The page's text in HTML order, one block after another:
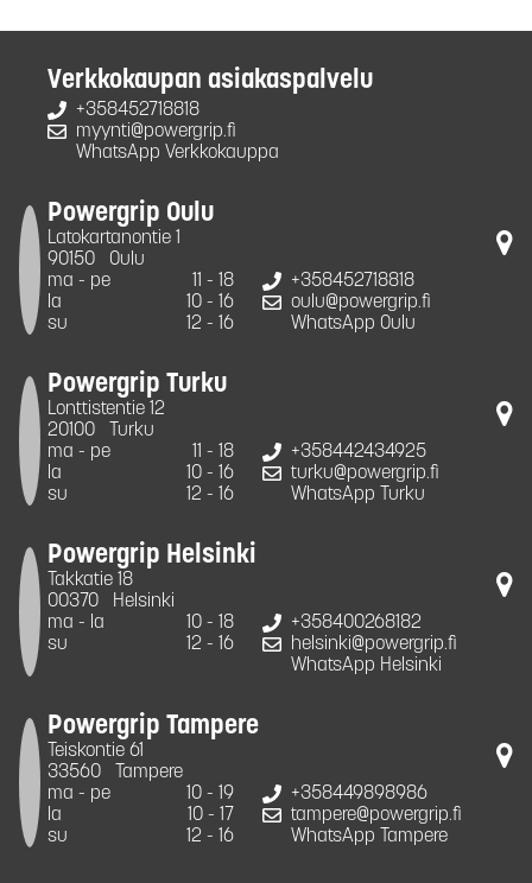
Verkkokaupan asiakaspalvelu
+358452718818
myynti@powergrip.fi
WhatsApp Verkkokauppa
Powergrip Oulu
Latokartanontie 1
90150
Oulu
ma - pe
11 - 18
la
10 - 16
su
12 - 16
+358452718818
oulu@powergrip.fi
WhatsApp Oulu
Powergrip Turku
Lonttistentie 12
20100
Turku
ma - pe
11 - 18
la
10 - 16
su
12 - 16
+358442434925
turku@powergrip.fi
WhatsApp Turku
Powergrip Helsinki
Takkatie 18
00370
Helsinki
ma - la
10 - 18
su
12 - 16
+358400268182
helsinki@powergrip.fi
WhatsApp Helsinki
Powergrip Tampere
Teiskontie 61
33560
Tampere
ma - pe
10 - 19
la
10 - 17
su
12 - 16
+358449898986
tampere@powergrip.fi
WhatsApp Tampere